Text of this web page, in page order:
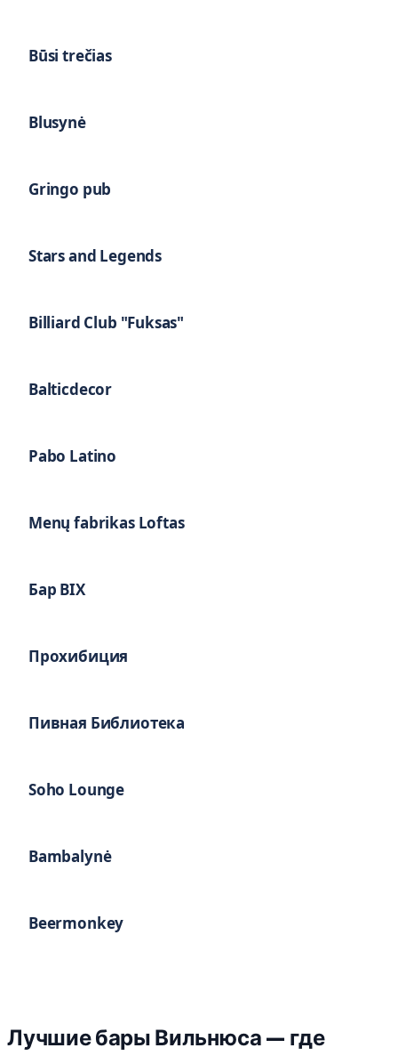
Būsi trečias
Blusynė
Gringo pub
Stars and Legends
Billiard Club "Fuksas"
Balticdecor
Pabo Latino
Menų fabrikas Loftas
Бар BIX
Прохибиция
Пивная Библиотека
Soho Lounge
Bambalynė
Beermonkey
Лучшие бары Вильнюса — где